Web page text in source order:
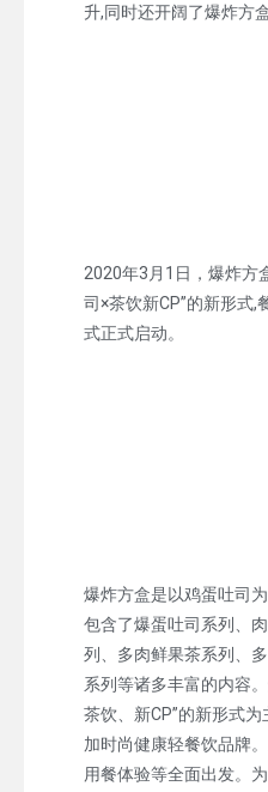
升,同时还开阔了爆炸方
2020年3月1日，爆炸方
司×茶饮新CP”的新形式,
式正式启动。
爆炸方盒是以鸡蛋吐司
包含了爆蛋吐司系列、
列、多肉鲜果茶系列、
系列等诸多丰富的内容
茶饮、新CP”的新形式
加时尚健康轻餐饮品牌
用餐体验等全面出发。